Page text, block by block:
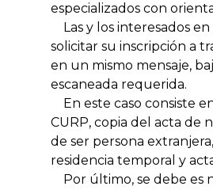
especializados con
Las y los interesados
solicitar su inscripción a
en un mismo mensaje,
escaneada requerida.
En este caso consiste
CURP, copia del acta de
de ser persona
residencia temporal y
Por último, se debe es